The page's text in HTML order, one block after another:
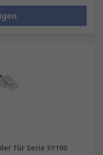
für Serie SY100